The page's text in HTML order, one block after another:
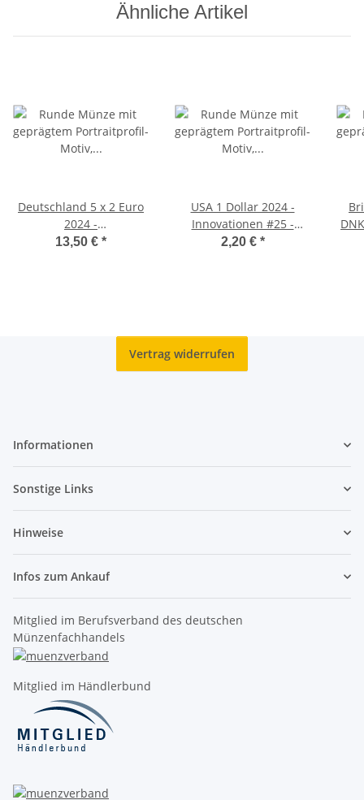
Ähnliche Artikel
Deutschland 5 x 2 Euro
2024 -
Paulskirchenverfassung
13,50 € *
USA 1 Dollar 2024 -
Innovationen #25 -
George W. Carver -
2,20 € *
Vertrag widerrufen
Informationen
Sonstige Links
Hinweise
Infos zum Ankauf
Mitglied im Berufsverband des deutschen
Münzenfachhandels
Mitglied im Händlerbund